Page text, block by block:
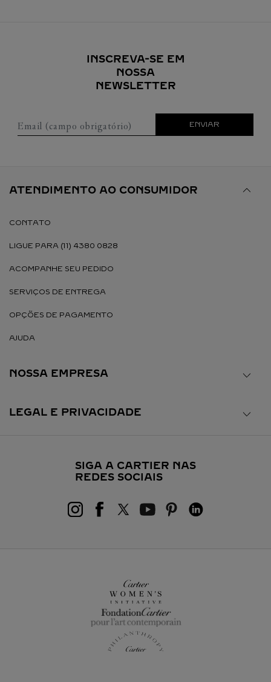
INSCREVA-SE EM
NOSSA
NEWSLETTER
Email (campo obrigatório) ENVIAR
ATENDIMENTO AO CONSUMIDOR
CONTATO
LIGUE PARA (11) 4380 0828
ACOMPANHE SEU PEDIDO
SERVIÇOS DE ENTREGA
OPÇÕES DE PAGAMENTO
AJUDA
NOSSA EMPRESA
LEGAL E PRIVACIDADE
SIGA A CARTIER NAS
REDES SOCIAIS